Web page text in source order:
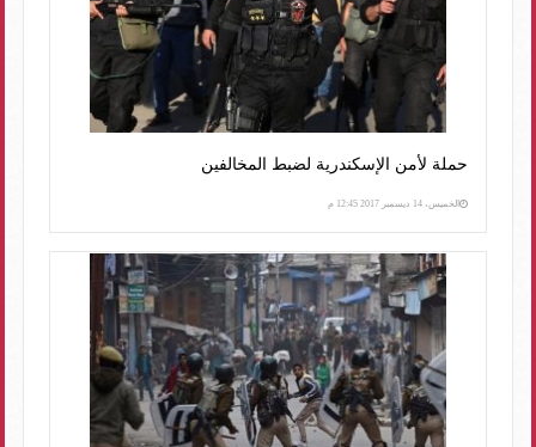
حملة لأمن الإسكندرية لضبط المخالفين
الخميس، 14 ديسمبر 2017 12:45 م